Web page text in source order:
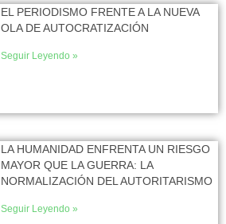
EL PERIODISMO FRENTE A LA NUEVA
OLA DE AUTOCRATIZACIÓN
Seguir Leyendo »
LA HUMANIDAD ENFRENTA UN RIESGO
MAYOR QUE LA GUERRA: LA
NORMALIZACIÓN DEL AUTORITARISMO
Seguir Leyendo »